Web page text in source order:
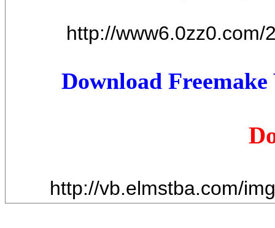
http://
Download
http://vb.elmstba.com/